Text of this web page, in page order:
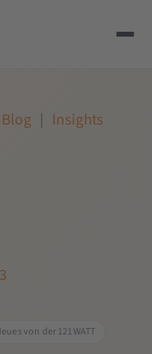
Blog | Insights
von der 121WATT